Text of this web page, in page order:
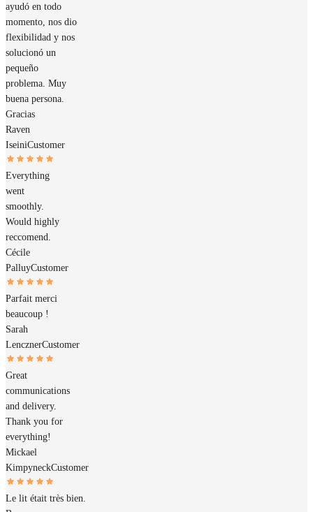
ayudó en todo
momento, nos dio
flexibilidad y nos
solucionó un
pequeño
problema. Muy
buena persona.
Gracias
Raven
IseiniCustomer
Everything
went
smoothly.
Would highly
reccomend.
Cécile
PalluyCustomer
Parfait merci
beaucoup !
Sarah
LencznerCustomer
Great
communications
and delivery.
Thank you for
everything!
Mickael
KimpyneckCustomer
Le lit était très bien.